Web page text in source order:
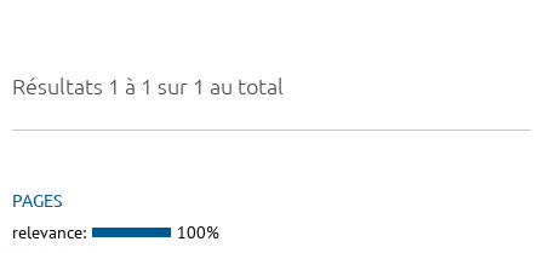
Résultats 1 à 1 sur 1 au total
PAGES
relevance: 100%